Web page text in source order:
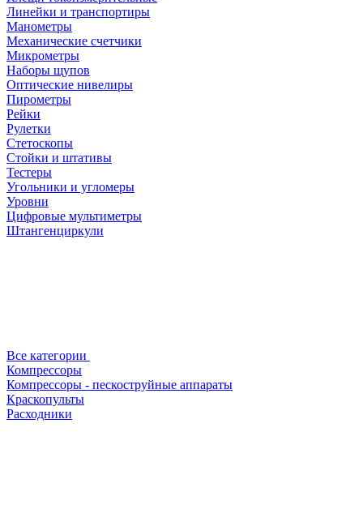
Линейки и транспортиры
Манометры
Механические счетчики
Микрометры
Наборы щупов
Оптические нивелиры
Пирометры
Рейки
Рулетки
Стетоскопы
Стойки и штативы
Тестеры
Угольники и угломеры
Уровни
Цифровые мультиметры
Штангенциркули
Все категории
Компрессоры
Компрессоры - пескоструйные аппараты
Краскопульты
Расходники